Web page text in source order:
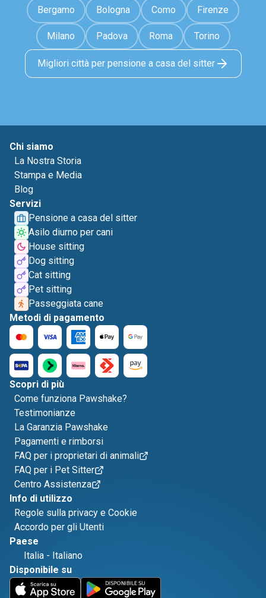
Bergamo Bologna Como Firenze
Milano Padova Roma Torino
Migliori città per pensione a casa del sitter
Chi siamo
La Nostra Storia
Stampa e Media
Blog
Servizi
Pensione a casa del sitter
Asilo diurno per cani
House sitting
Dog sitting
Cat sitting
Pet sitting
Passeggiata cane
Metodi di pagamento
Scopri di più
Come funziona Pawshake?
Testimonianze
La Garanzia Pawshake
Pagamenti e rimborsi
FAQ per i proprietari di animali
FAQ per i Pet Sitter
Centro Assistenza
Info di utilizzo
Regole sulla privacy e Cookie
Accordo per gli Utenti
Paese
Italia - Italiano
Disponibile su